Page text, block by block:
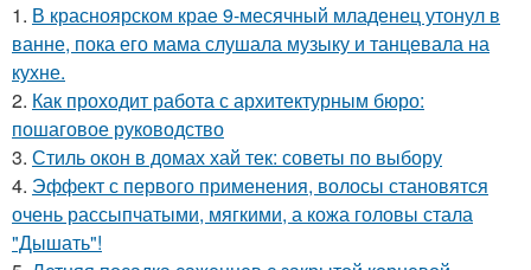
1. В красноярском крае 9-месячный младенец утонул в
ванне, пока его мама слушала музыку и танцевала на
кухне.
2. Как проходит работа с архитектурным бюро:
пошаговое руководство
3. Стиль окон в домах хай тек: советы по выбору
4. Эффект с первого применения, волосы становятся
очень рассыпчатыми, мягкими, а кожа головы стала
"Дышать"!